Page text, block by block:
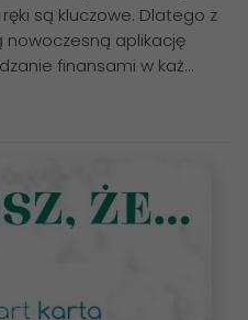
są kluczowe. Dlatego z
aplikację
finansami w każ…